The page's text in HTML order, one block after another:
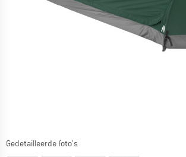
Gedetailleerde foto's